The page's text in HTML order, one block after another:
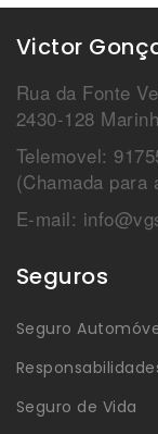
Victor
Rua da Fonte
2430-128
Telemovel:
(Chamada para
E-mail:
Seguros
Seguro
Seguro de Vida